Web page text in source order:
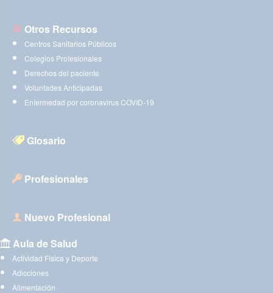
Otros Recursos
Centros Sanitarios Públicos
Colegios Profesionales
Derechos del paciente
Voluntades Anticipadas
Enfermedad por coronavirus COVID-19
Glosario
Profesionales
Nuevo Profesional
Aula de Salud
Actividad Física y Deporte
Adicciones
Alimentación